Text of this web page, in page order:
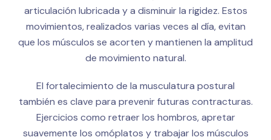
articulación lubricada y a disminuir la rigidez. Estos
movimientos, realizados varias veces al día, evitan
que los músculos se acorten y mantienen la amplitud
de movimiento natural.
El fortalecimiento de la musculatura postural
también es clave para prevenir futuras contracturas.
Ejercicios como retraer los hombros, apretar
suavemente los omóplatos y trabajar los músculos